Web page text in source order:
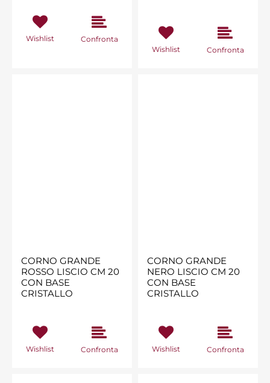
Wishlist Confronta
Wishlist Confronta
CORNO GRANDE
ROSSO LISCIO CM 20
CON BASE
CRISTALLO
Wishlist Confronta
CORNO GRANDE
NERO LISCIO CM 20
CON BASE
CRISTALLO
Wishlist Confronta